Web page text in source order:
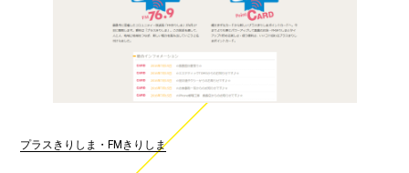
プラスきりしま・FMきりしま